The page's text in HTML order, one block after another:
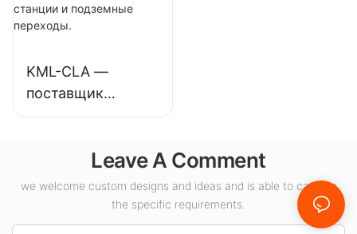
промышленных
предприятий,
помещений.
KML-CLA —
поставщик
светодиодных
мощностью 100
Вт для внутренних
помещений, таких
как
Leave A Comment
we welcome custom designs and ideas and is able to cater to
the specific requirements.